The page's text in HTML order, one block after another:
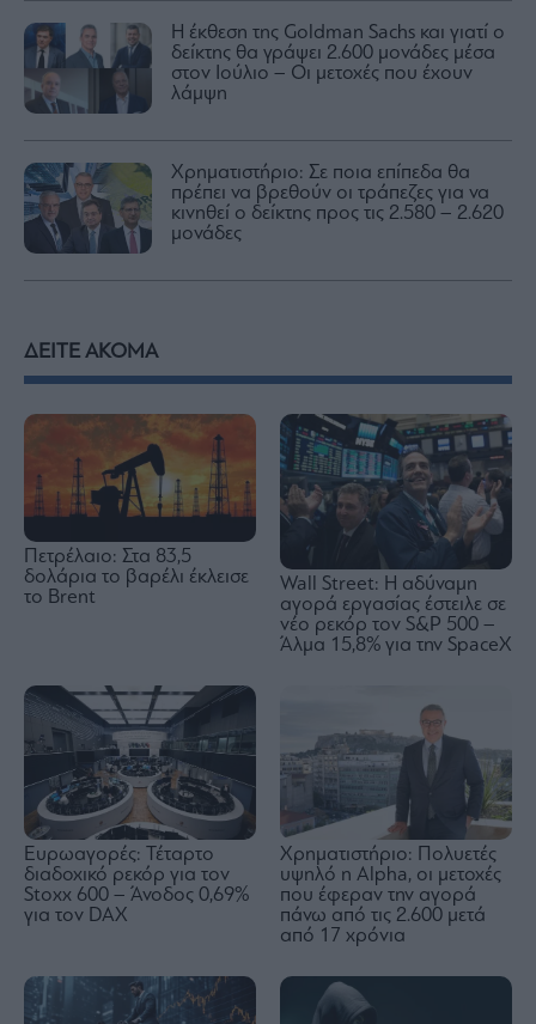
Η έκθεση της Goldman Sachs και γιατί ο
δείκτης θα γράψει 2.600 μονάδες μέσα
στον Ιούλιο – Οι μετοχές που έχουν
λάμψη
Χρηματιστήριο: Σε ποια επίπεδα θα
πρέπει να βρεθούν οι τράπεζες για να
κινηθεί ο δείκτης προς τις 2.580 – 2.620
μονάδες
ΔΕΙΤΕ ΑΚΟΜΑ
Πετρέλαιο: Στα 83,5
δολάρια το βαρέλι έκλεισε
το Brent
Wall Street: Η αδύναμη
αγορά εργασίας έστειλε σε
νέο ρεκόρ τον S&P 500 –
Άλμα 15,8% για την SpaceX
Ευρωαγορές: Τέταρτο
διαδοχικό ρεκόρ για τον
Stoxx 600 – Άνοδος 0,69%
για τον DAX
Χρηματιστήριο: Πολυετές
υψηλό η Alpha, οι μετοχές
που έφεραν την αγορά
πάνω από τις 2.600 μετά
από 17 χρόνια